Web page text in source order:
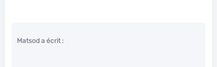
Matsod a écrit :